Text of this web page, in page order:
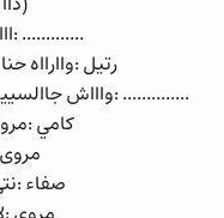
.............
رتيل :واارااه
.............. :واااش
كامي
مروى
صفاء